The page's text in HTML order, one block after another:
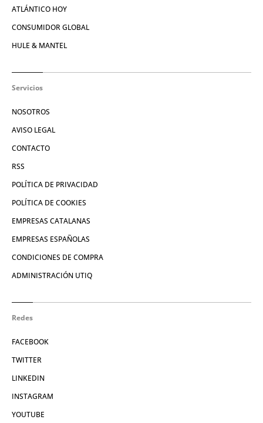
ATLÁNTICO HOY
CONSUMIDOR GLOBAL
HULE & MANTEL
Servicios
NOSOTROS
AVISO LEGAL
CONTACTO
RSS
POLÍTICA DE PRIVACIDAD
POLÍTICA DE COOKIES
EMPRESAS CATALANAS
EMPRESAS ESPAÑOLAS
CONDICIONES DE COMPRA
ADMINISTRACIÓN UTIQ
Redes
FACEBOOK
TWITTER
LINKEDIN
INSTAGRAM
YOUTUBE